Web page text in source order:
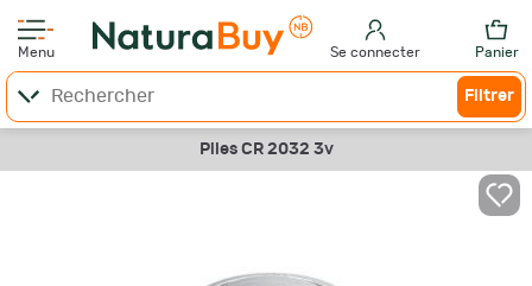
Menu Se connecter Panier
Filtrer
Piles CR 2032 3v